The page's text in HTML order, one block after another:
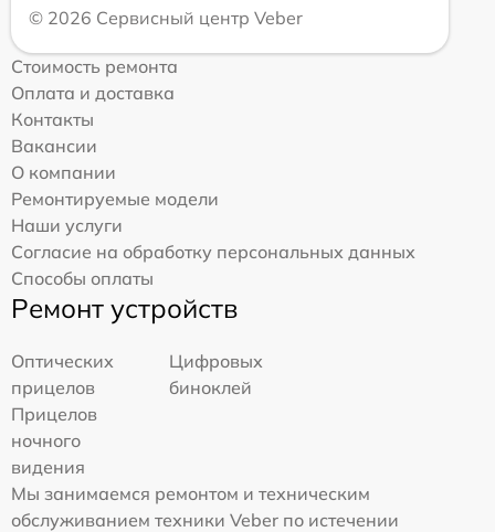
© 2026 Сервисный центр Veber
Стоимость ремонта
Оплата и доставка
Контакты
Вакансии
О компании
Ремонтируемые модели
Наши услуги
Согласие на обработку персональных данных
Способы оплаты
Ремонт устройств
Оптических
прицелов
Цифровых
биноклей
Прицелов
ночного
видения
Мы занимаемся ремонтом и техническим
обслуживанием техники Veber по истечении